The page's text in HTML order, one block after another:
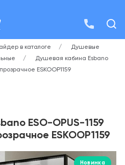
в каталоге
Душевые
Душевая кабина Esbano
ESKOOP1159
ESO-OPUS-1159
ESKOOP1159
Новинка